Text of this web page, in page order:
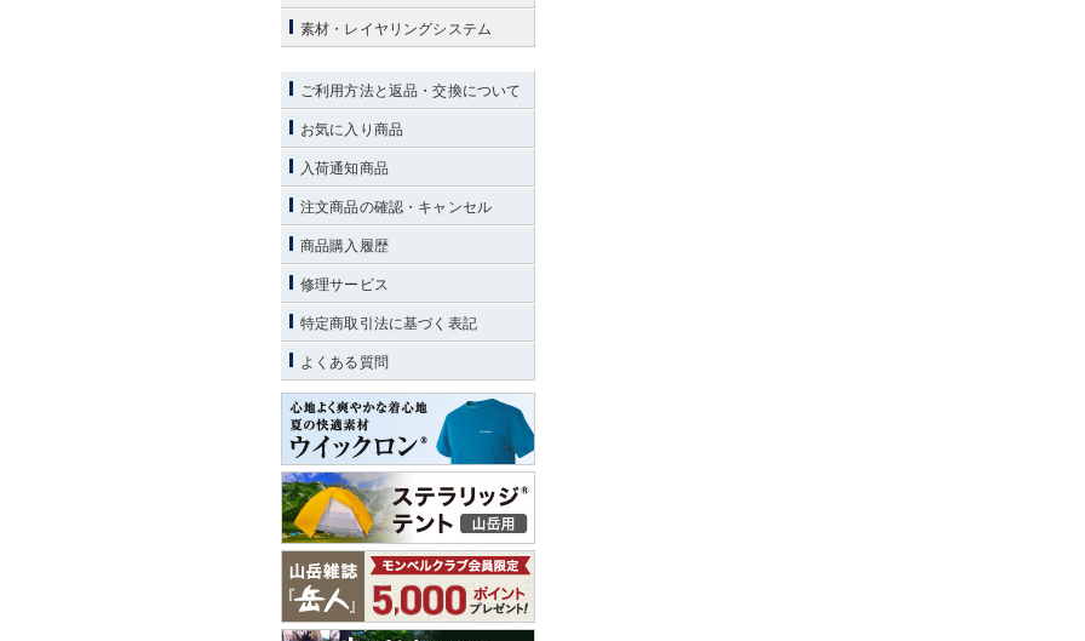
素材・レイヤリングシステム
ご利用方法と返品・交換について
お気に入り商品
入荷通知商品
注文商品の確認・キャンセル
商品購入履歴
修理サービス
特定商取引法に基づく表記
よくある質問